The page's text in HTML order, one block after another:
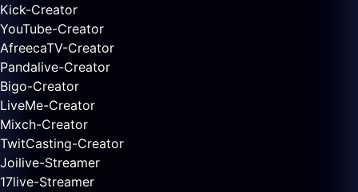
Kick-Creator
YouTube-Creator
AfreecaTV-Creator
Pandalive-Creator
Bigo-Creator
LiveMe-Creator
Mixch-Creator
TwitCasting-Creator
Joilive-Streamer
17live-Streamer